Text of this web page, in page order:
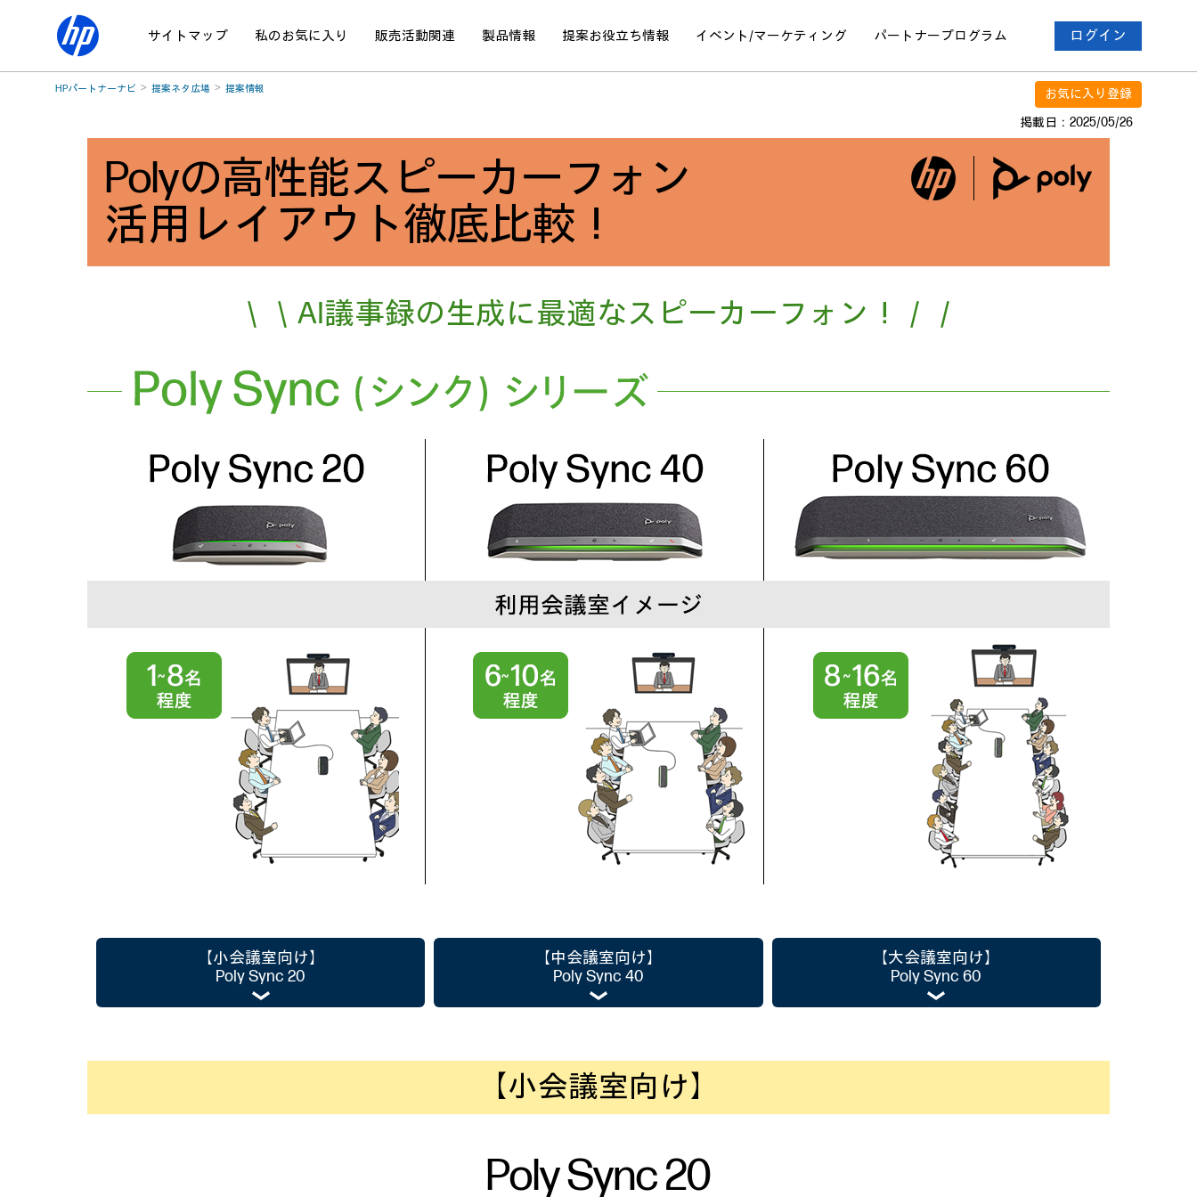
サイトマップ 私のお気に入り 販売活動関連 製品情報 提案お役立ち情報 イベント/マーケティング パートナープログラム ログイン
HPパートナーナビ 提案ネタ広場 提案情報
お気に入り登録
掲載日：2025/05/26
Polyの高性能スピーカーフォン
活用レイアウト徹底比較！
＼＼AI議事録の生成に最適なスピーカーフォン！／／
【小会議室向け】
Poly Sync 20
【中会議室向け】
Poly Sync 40
【大会議室向け】
Poly Sync 60
【小会議室向け】
Poly Sync 20